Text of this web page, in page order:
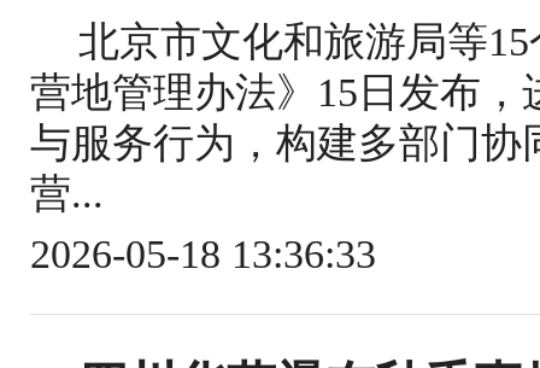
北京市文化和旅游局等
营地管理办法》15日发布
与服务行为，构建多部门
营...
2026-05-18 13:36:33